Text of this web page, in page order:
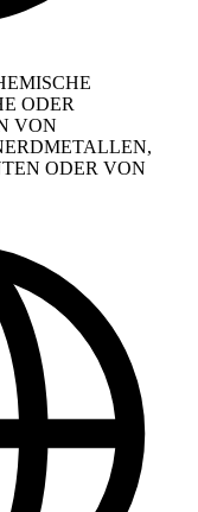
ODER
VON
ODER VON